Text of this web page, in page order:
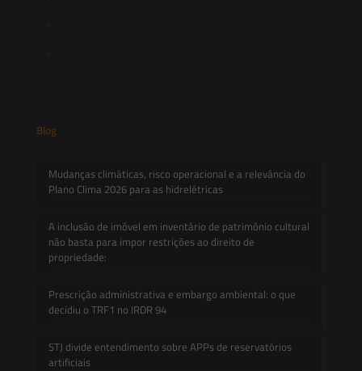
Blog
Mudanças climáticas, risco operacional e a relevância do
Plano Clima 2026 para as hidrelétricas
A inclusão de imóvel em inventário de patrimônio cultural
não basta para impor restrições ao direito de
propriedade:
Prescrição administrativa e embargo ambiental: o que
decidiu o TRF1 no IRDR 94
STJ divide entendimento sobre APPs de reservatórios
artificiais